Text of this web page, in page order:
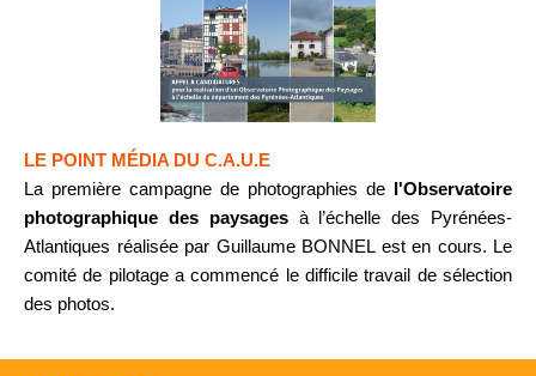
LE POINT MÉDIA DU C.A.U.E
La première campagne de photographies de l'Observatoire
photographique des paysages à l’échelledes Pyrénées-
Atlantiques réalisée par Guillaume BONNEL est en cours. Le
comité de pilotage a commencé le difficile travail de sélection
des photos.